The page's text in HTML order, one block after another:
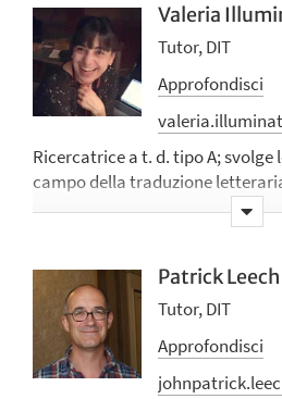
Valeria
Tutor, DIT
Approfondisci
Ricercatrice a t. d. tipo A; svolge
campo dellatraduzione
genere, e dell'accessibilità
Patrick Leech
Tutor, DIT
Approfondisci